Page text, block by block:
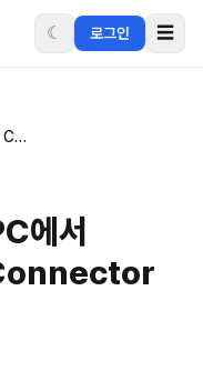
☾ 로그인 ☰
[GCP] Shared-VPC에서 Serverless VPC Connector 생성
에서